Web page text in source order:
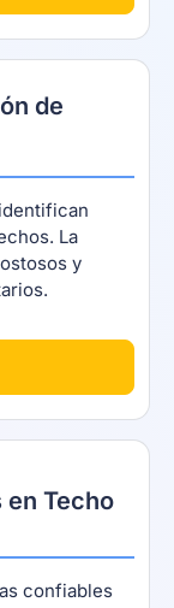
de
La
y
en Techo
confiables